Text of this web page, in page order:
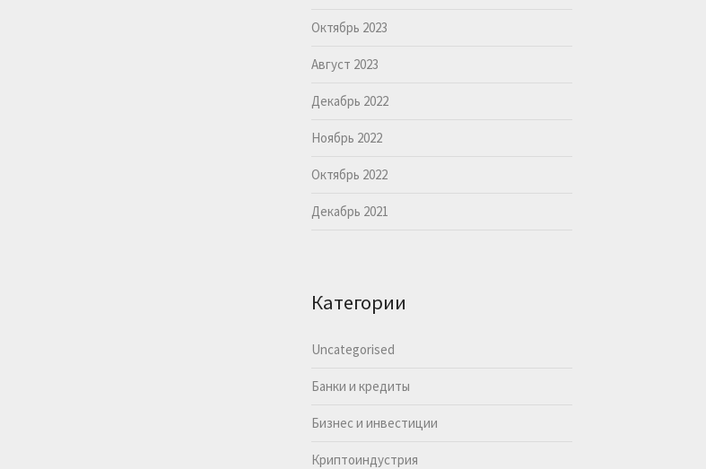
Октябрь 2023
Август 2023
Декабрь 2022
Ноябрь 2022
Октябрь 2022
Декабрь 2021
Категории
Uncategorised
Банки и кредиты
Бизнес и инвестиции
Криптоиндустрия